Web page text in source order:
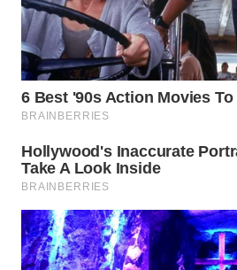
WN
SURABAYA
WN
NATUNA
WN
BINTAN
WN
MANDALIKA